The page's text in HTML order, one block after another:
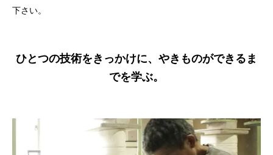
下さい。
ひとつの技術をきっかけに、やきものができるま
でを学ぶ。